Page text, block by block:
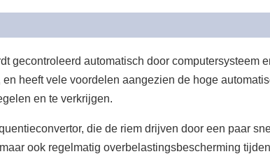
gecontroleerd automatisch door computersysteem
heeft vele voordelen aangezien de hoge
en te verkrijgen.
die de riem drijven door een paar
ook regelmatig overbelastingsbescherming